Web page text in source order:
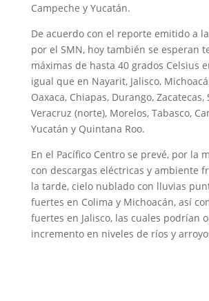
Campeche y Yucatán.
De acuerdo con el reporte emitido a
por el SMN, hoy también se esperan
máximas de hasta 40 grados Celsius
igual que en Nayarit, Jalisco,
Oaxaca, Chiapas, Durango, Zacatecas,
Veracruz (norte), Morelos, Tabasco,
Yucatán y Quintana Roo.
En el Pacífico Centro se prevé, por la
con descargas eléctricas y ambiente
la tarde, cielo nublado con lluvias
fuertes en Colima y Michoacán, así
fuertes en Jalisco, las cuales podrían
incremento en niveles de ríos y